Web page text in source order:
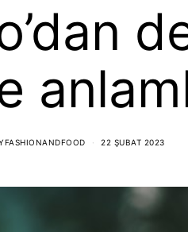
22 ŞUBAT 2023